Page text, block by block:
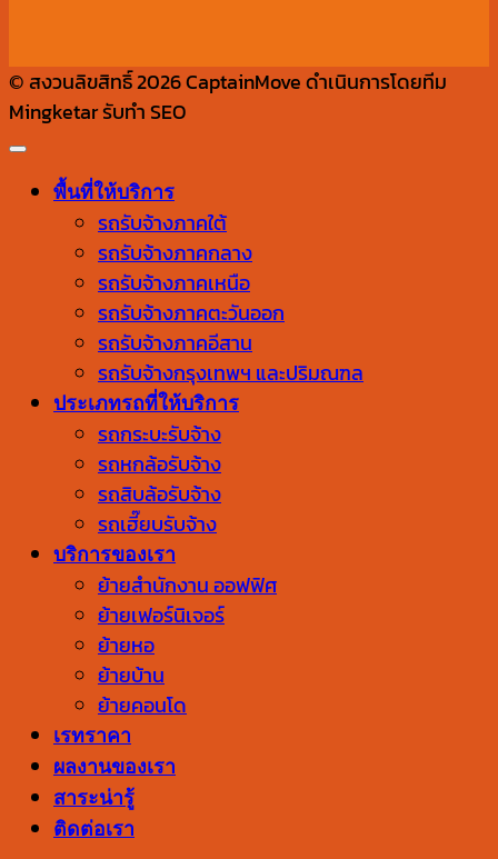
© สงวนลิขสิทธิ์ 2026 CaptainMove ดำเนินการโดยทีม
Mingketar รับทำ SEO
พื้นที่ให้บริการ
รถรับจ้างภาคใต้
รถรับจ้างภาคกลาง
รถรับจ้างภาคเหนือ
รถรับจ้างภาคตะวันออก
รถรับจ้างภาคอีสาน
รถรับจ้างกรุงเทพฯ และปริมณฑล
ประเภทรถที่ให้บริการ
รถกระบะรับจ้าง
รถหกล้อรับจ้าง
รถสิบล้อรับจ้าง
รถเฮี๊ยบรับจ้าง
บริการของเรา
ย้ายสำนักงาน ออฟฟิศ
ย้ายเฟอร์นิเจอร์
ย้ายหอ
ย้ายบ้าน
ย้ายคอนโด
เรทราคา
ผลงานของเรา
สาระน่ารู้
ติดต่อเรา